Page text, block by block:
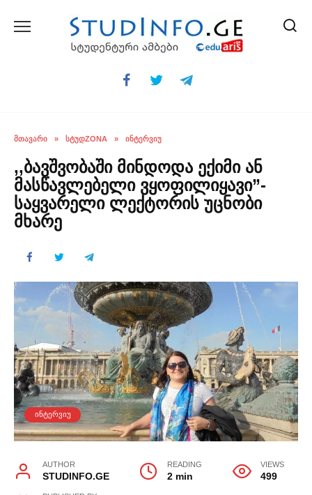
ᲛᲗᲐᲕᲐᲠᲘ » ᲡᲢᲣᲓZONA » ᲘᲜᲢᲔᲠᲕᲘᲣ
,,ბავშვობაში მინდოდა ექიმი ან
მასწავლებელი ვყოფილიყავი”-
საყვარელი ლექტორის უცნობი
მხარე
ᲘᲜᲢᲔᲠᲕᲘᲣ
AUTHOR
STUDINFO.GE
READING
2 min
VIEWS
499